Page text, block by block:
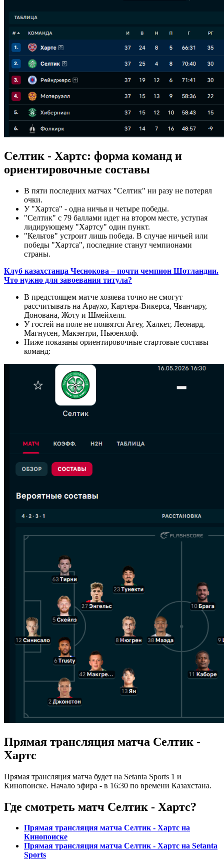
Селтик - Хартс: форма команд и
ориентировочные составы
В пяти последних матчах "Селтик" ни разу не потерял
очки.
У "Хартса" - одна ничья и четыре победы.
"Селтик" с 79 баллами идет на втором месте, уступая
лидирующему "Хартсу" один пункт.
"Кельтов" устроит лишь победа. В случае ничьей или
победы "Хартса", последние станут чемпионами
страны.
Клуб казахстанца Чеснокова – почти чемпион Шотландии.
Что нужно для завоевания титула?
В предстоящем матче хозяева точно не смогут
рассчитывать на Араухо, Картера-Викерса, Чванчару,
Донована, Жоту и Шмейхеля.
У гостей на поле не появятся Агеу, Халкет, Леонард,
Магнусен, Макэнтри, Ньюенхоф.
Ниже показаны ориентировочные стартовые составы
команд:
Прямая трансляция матча Селтик -
Хартс
Прямая трансляция матча будет на Setanta Sports 1 и
Кинопоиске. Начало эфира - в 16:30 по времени Казахстана.
Где смотреть матч Селтик - Хартс?
Прямая трансляция матча Селтик - Хартс на
Кинопоиске
Прямая трансляция матча Селтик - Хартс на Setanta
Sports